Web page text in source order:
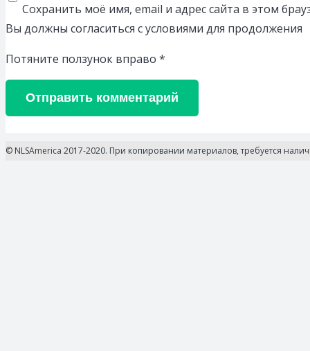
Сохранить моё имя, email и адрес сайта в этом
Вы должны согласиться с условиями для продолжения
Потяните ползунок вправо *
Отправить комментарий
© NLSAmerica 2017-2020. При копировании материалов, требуется